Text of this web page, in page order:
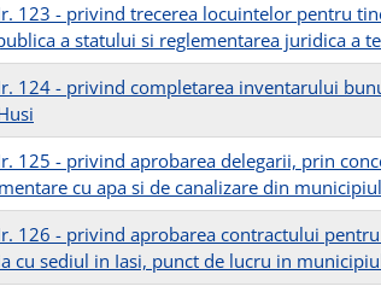
123 - privind trecerea locuintelor pentru
a statului si reglementarea juridica a
124 - privind completarea inventarului
125 - privind aprobarea delegarii, prin
cu apa si de canalizare din municipiul
126 - privind aprobarea contractului
cu sediul in Iasi, punct de lucru in